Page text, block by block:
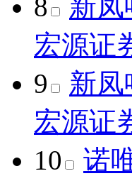
8
新凤
宏源证
9
新凤
宏源证
10
诺